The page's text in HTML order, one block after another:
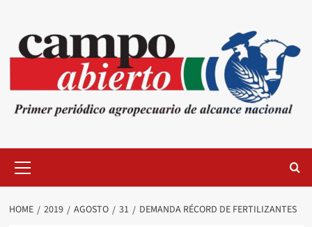
content
Menu
HOME 2019 AGOSTO 31 DEMANDA RÉCORD DE FERTILIZANTES